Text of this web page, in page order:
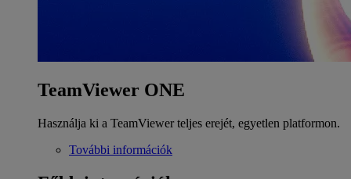
TeamViewer ONE
Használja ki a TeamViewer teljes erejét, egyetlen platformon.
További információk